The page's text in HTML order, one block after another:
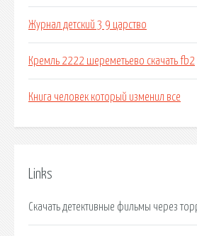
Журнал детский 3 9 царство
Кремль 2222 шереметьево скачать fb2
Книга человек который изменил все
Links
Скачать детективные фильмы через